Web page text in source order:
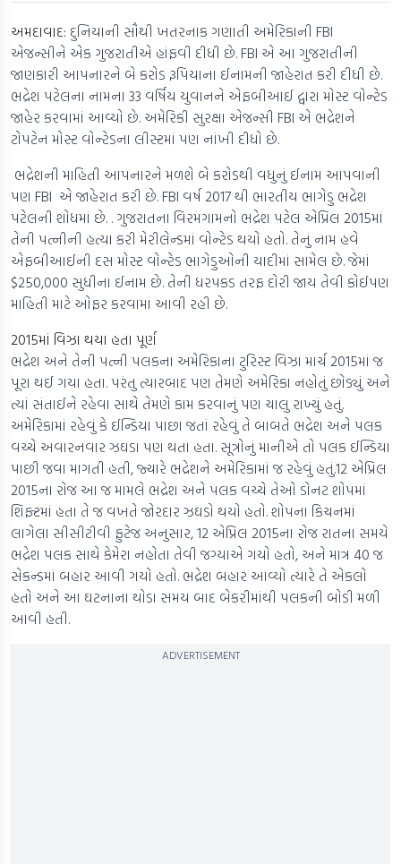
અમદાવાદ: દુનિયાની સૌથી ખતરનાક ગણાતી અમેરિકાની FBI
એજન્સીને એક ગુજરાતીએ હાંફવી દીધી છે. FBI એ આ ગુજરાતીની
જાણકારી આપનારને બે કરોડ રૂપિયાના ઈનામની જાહેરાત કરી દીધી છે.
ભદ્રેશ પટેલના નામના 33 વર્ષિય યુવાનને એફબીઆઈ દ્વારા મોસ્ટ વોન્ટેડ
જાહેર કરવામાં આવ્યો છે. અમેરિકી સુરક્ષા એજન્સી FBI એ ભદ્રેશને
ટોપટેન મોસ્ટ વોન્ટેડના લીસ્ટમાં પણ નાંખી દીધો છે.
ભદ્રેશની માહિતી આપનારને મળશે બે કરોડથી વધુનું ઈનામ આપવાની
પણ FBI એ જાહેરાત કરી છે. FBI વર્ષ 2017 થી ભારતીય ભાગેડુ ભદ્રેશ
પટેલની શોધમાં છે. . ગુજરાતના વિરમગામનો ભદ્રેશ પટેલ એપ્રિલ 2015માં
તેની પત્નીની હત્યા કરી મેરીલેન્ડમાં વોન્ટેડ થયો હતો. તેનું નામ હવે
એફબીઆઈની દસ મોસ્ટ વોન્ટેડ ભાગેડુઓની યાદીમાં સામેલ છે. જેમાં
$250,000 સુધીના ઈનામ છે. તેની ધરપકડ તરફ દોરી જાય તેવી કોઈપણ
માહિતી માટે ઓફર કરવામાં આવી રહી છે.
2015માં વિઝા થયા હતા પૂર્ણ
ભદ્રેશ અને તેની પત્ની પલકના અમેરિકાના ટુરિસ્ટ વિઝા માર્ચ 2015માં જ
પૂરા થઈ ગયા હતા. પરંતુ ત્યારબાદ પણ તેમણે અમેરિકા નહોતું છોડ્યું અને
ત્યાં સંતાઈને રહેવા સાથે તેમણે કામ કરવાનું પણ ચાલુ રાખ્યું હતું.
અમેરિકામાં રહેવું કે ઈન્ડિયા પાછા જતાં રહેવું તે બાબતે ભદ્રેશ અને પલક
વચ્ચે અવારનવાર ઝઘડા પણ થતા હતા. સૂત્રોનું માનીએ તો પલક ઈન્ડિયા
પાછી જવા માગતી હતી, જ્યારે ભદ્રેશને અમેરિકામાં જ રહેવું હતું.12 એપ્રિલ
2015ના રોજ આ જ મામલે ભદ્રેશ અને પલક વચ્ચે તેઓ ડોનટ શોપમાં
શિફ્ટમાં હતા તે જ વખતે જોરદાર ઝઘડો થયો હતો. શોપના કિચનમાં
લાગેલા સીસીટીવી ફુટેજ અનુસાર, 12 એપ્રિલ 2015ના રોજ રાતના સમયે
ભદ્રેશ પલક સાથે કેમેરા નહોતા તેવી જગ્યાએ ગયો હતો, અને માત્ર 40 જ
સેકન્ડમાં બહાર આવી ગયો હતો. ભદ્રેશ બહાર આવ્યો ત્યારે તે એકલો
હતો અને આ ઘટનાના થોડા સમય બાદ બેકરીમાંથી પલકની બોડી મળી
આવી હતી.
ADVERTISEMENT